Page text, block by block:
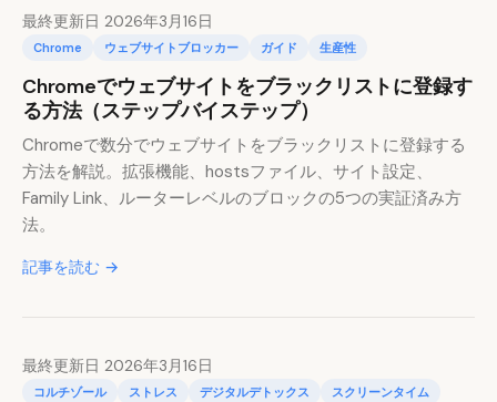
最終更新日 2026年3月16日
Chrome ウェブサイトブロッカー ガイド 生産性
Chromeでウェブサイトをブラックリストに登録す
る方法（ステップバイステップ）
Chromeで数分でウェブサイトをブラックリストに登録する
方法を解説。拡張機能、hostsファイル、サイト設定、
Family Link、ルーターレベルのブロックの5つの実証済み方
法。
記事を読む →
最終更新日 2026年3月16日
コルチゾール ストレス デジタルデトックス
スクリーンタイム